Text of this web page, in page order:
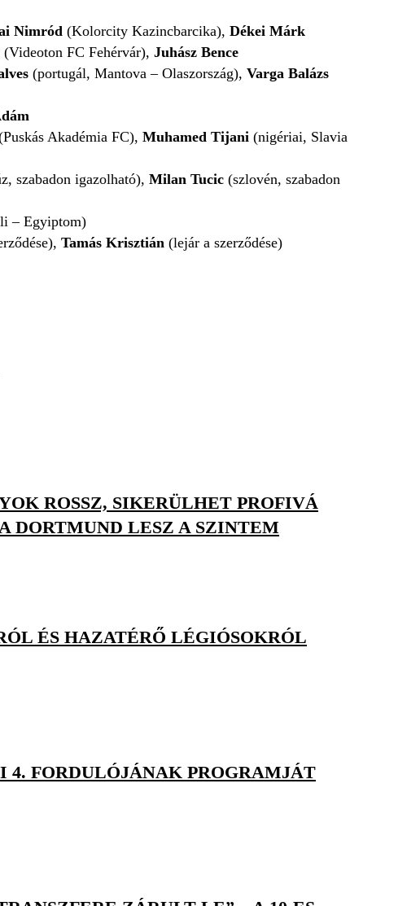
Nimród (Kolorcity Kazincbarcika), Dékei Márk
(Videoton FC Fehérvár), Juhász Bence
(portugál, Mantova – Olaszország), Varga Balázs
Akadémia FC), Muhamed Tijani (nigériai, Slavia
szabadon igazolható), Milan Tucic(szlovén, szabadon
– Egyiptom)
Tamás Krisztián (lejár a szerződése)
ROSSZ, SIKERÜLHET PROFIVÁ
DORTMUND LESZ A SZINTEM
ÉS HAZATÉRŐ LÉGIÓSOKRÓL
4. FORDULÓJÁNAK PROGRAMJÁT